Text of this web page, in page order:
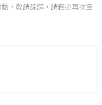
，敬請諒解，請務必再次至